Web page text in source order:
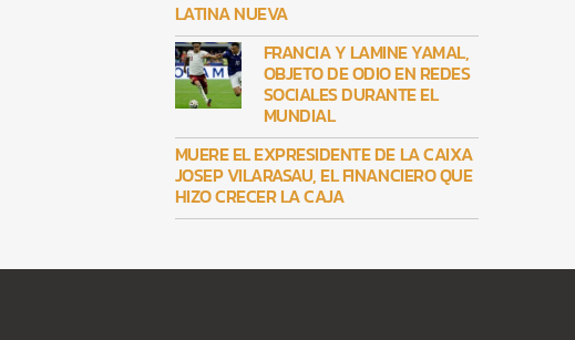
LATINA NUEVA
FRANCIA Y LAMINE YAMAL,
OBJETO DE ODIO EN REDES
SOCIALES DURANTE EL
MUNDIAL
MUERE EL EXPRESIDENTE DE LA CAIXA
JOSEP VILARASAU, EL FINANCIERO QUE
HIZO CRECER LA CAJA